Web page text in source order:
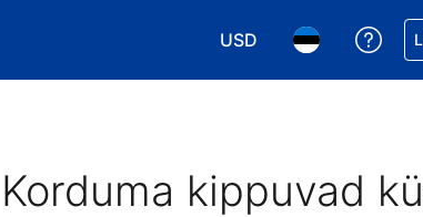
USD
Vali valuuta.Vali keel.
Korduma kippuvad